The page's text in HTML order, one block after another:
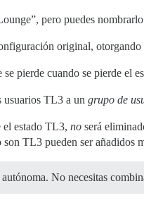
pero puedes
original, otorgando
pierde cuando se pierde el
usuarios TL3 a un grupo de
el estado TL3, no será
TL3 pueden ser añadidos
No necesitas